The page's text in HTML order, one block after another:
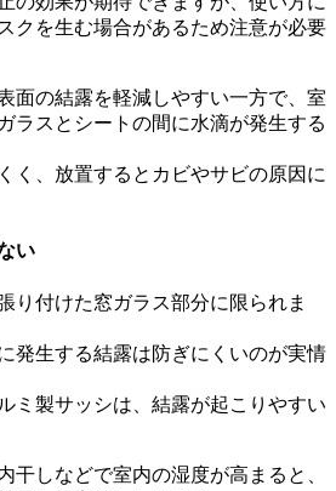
クを生む場合があるため注意が必要
面の結露を軽減しやすい一方で、室
ラスとシートの間に水滴が発生する
く、放置するとカビやサビの原因に
い
り付けた窓ガラス部分に限られま
発生する結露は防ぎにくいのが実情
ミ製サッシは、結露が起こりやすい
干しなどで室内の湿度が高まると、